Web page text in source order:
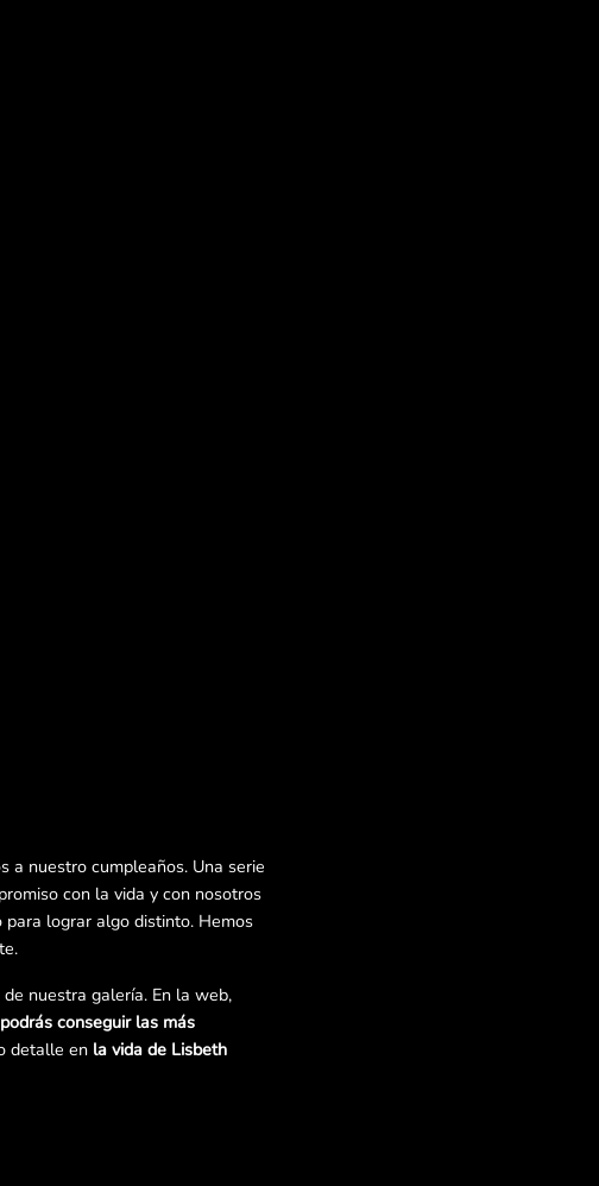
a nuestro cumpleaños. Una serie
con la vida y con nosotros
lograr algo distinto. Hemos
nuestra galería. En la web,
conseguir las más
detalle en la vida de Lisbeth